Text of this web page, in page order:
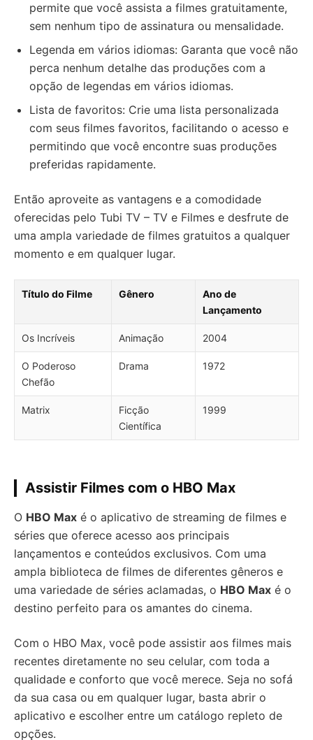
permite que você assista a filmes gratuitamente,
sem nenhum tipo de assinatura ou mensalidade.
Legenda em vários idiomas: Garanta que você não
perca nenhum detalhe das produções com a
opção de legendas em vários idiomas.
Lista de favoritos: Crie uma lista personalizada
com seus filmes favoritos, facilitando o acesso e
permitindo que você encontre suas produções
preferidas rapidamente.
Então aproveite as vantagens e a comodidade
oferecidas pelo Tubi TV – TV e Filmes e desfrute de
uma ampla variedade de filmes gratuitos a qualquer
momento e em qualquer lugar.
Título do Filme Gênero
Ano de
Lançamento
Os Incríveis Animação 2004
O Poderoso
Chefão
Drama 1972
Matrix
Ficção
Científica
1999
Assistir Filmes com o HBO Max
O HBO Max é o aplicativo de streaming de filmes e
séries que oferece acesso aos principais
lançamentos e conteúdos exclusivos. Com uma
ampla biblioteca de filmes de diferentes gêneros e
uma variedade de séries aclamadas, o HBO Max é o
destino perfeito para os amantes do cinema.
Com o HBO Max, você pode assistir aos filmes mais
recentes diretamente no seu celular, com toda a
qualidade e conforto que você merece. Seja no sofá
da sua casa ou em qualquer lugar, basta abrir o
aplicativo e escolher entre um catálogo repleto de
opções.